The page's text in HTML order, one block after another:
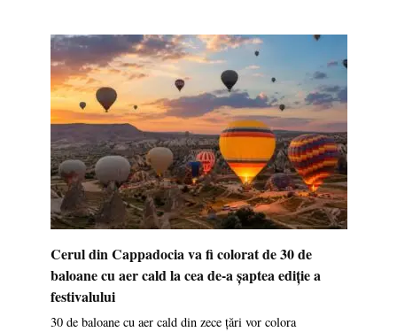
Cerul din Cappadocia va fi colorat de 30 de
baloane cu aer cald la cea de-a șaptea ediție a
festivalului
30 de baloane cu aer cald din zece țări vor colora